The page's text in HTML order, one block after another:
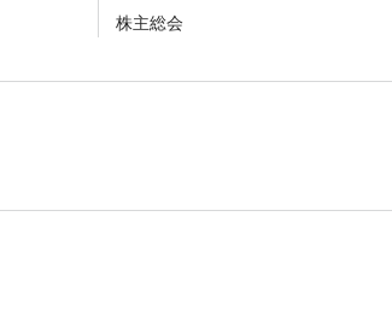
株主総会